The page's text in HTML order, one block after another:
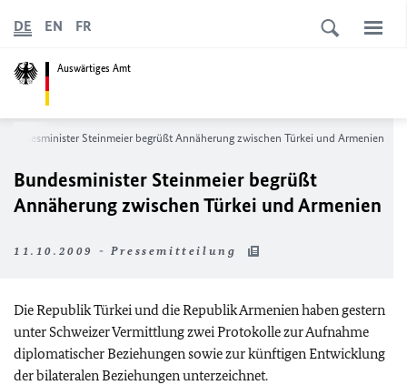
Auswärtiges Amt
DE EN FR
Bundesminister Steinmeier begrüßt Annäherung zwischen Türkei und Armenien
Bundesminister Steinmeier begrüßt
Annäherung zwischen Türkei und Armenien
11.10.2009 - Pressemitteilung
Die Republik Türkei und die Republik Armenien haben gestern
unter Schweizer Vermittlung zwei Protokolle zur Aufnahme
diplomatischer Beziehungen sowie zur künftigen Entwicklung
der bilateralen Beziehungen unterzeichnet.